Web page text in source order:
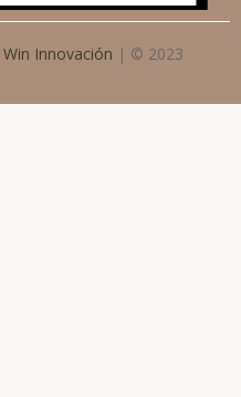
Win Innovación | © 2023